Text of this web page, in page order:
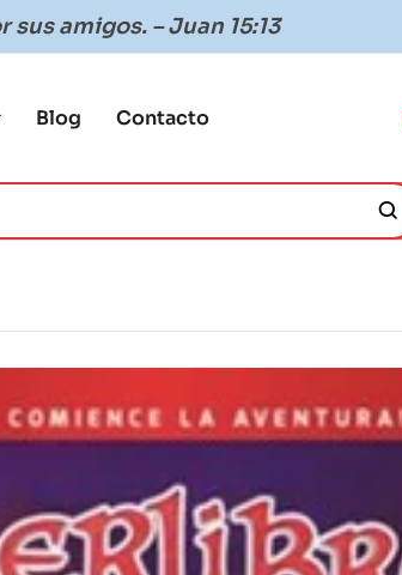
amigos. – Juan 15:13
Blog Contacto